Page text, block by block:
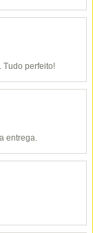
Tudo perfeito!
entrega.